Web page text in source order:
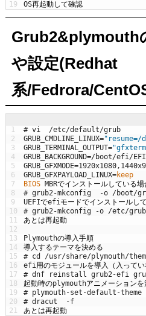
19
OS再起動して確認
Grub2&plymouth
や設定(Redhat
系/Fedrora/
1
2
3
4
5
6
7
8
9
10
11
12
13
14
15
16
17
18
19
20
21
# vi  /etc/default/grub
GRUB_CMDLINE_LINUX=
GRUB_TERMINAL_OUTPUT=
GRUB_BACKGROUND=/boot/efi/EFI
GRUB_GFXMODE=1920x1080,
GRUB_GFXPAYLOAD_LINUX=keep
BIOS MBRでインストールしている場
# grub2-mkconfig  -o /boot/
UEFIでefiモードでインストールし
# grub2-mkconfig -o /etc/
あとは再起動
Plymouthの導入手順
導入するテーマを決める
# cd /usr/share/plymouth/
efi用のモジュールを導入（入ってい
# dnf reinstall grub2-efi
起動時のplymouthアニメーションを
# plymouth-set-default-
# dracut  -f
あとは再起動